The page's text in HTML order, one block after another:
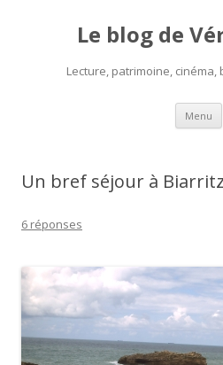
Le blog de
Lecture, patrimoine,
Menu
Un bref séjour à
6 réponses